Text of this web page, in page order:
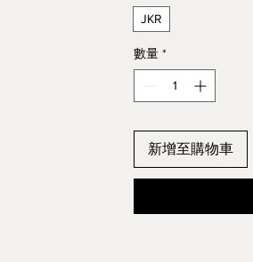
JKR
數量 *
新增至購物車